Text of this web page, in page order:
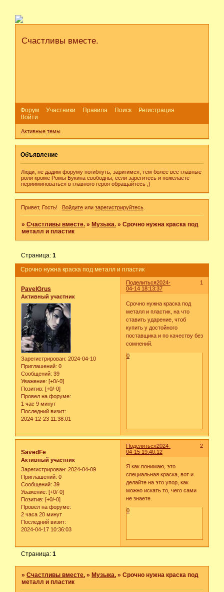
Счастливы вместе.
Форум Участники Правила Поиск
Регистрация
Войти
Активные темы
Объявление
Люди, не дадим форуму погибнуть, заригимся, тем более все главные
роли кроме Ромы Букина свободны, если зарегитесь и пожелаете
перииминоваться в главного героя обращайтесь ;)
Привет, Гость! Войдитеили зарегистрируйтесь.
»Счастливы вместе. » Музыка. »Срочно нужна краска под
металл и пластик
Срочно нужна краска под металл и пластик
Страница:1
Поделиться 1
2024-
04-14 18:13:37
PavelGrus
Активный участник
Зарегистрирован: 2024-04-10
Приглашений: 0
Сообщений: 39
Уважение: [+0/-0]
Позитив: [+0/-0]
Провел на форуме:
1 час 9 минут
Последний визит:
2024-12-23 11:38:01
Срочно нужна краска под
металл и пластик, на что
ставить ударение, чтоб
купить у достойного
поставщика и по качеству без
сомнений.
0
Поделиться 2
2024-
04-15 19:40:12
SavedFe
Активный участник
Зарегистрирован: 2024-04-09
Приглашений: 0
Сообщений: 39
Уважение: [+0/-0]
Позитив: [+0/-0]
Провел на форуме:
2 часа 20 минут
Последний визит:
2024-04-17 10:36:03
Я как понимаю, это
специальная краска, вот и
делайте на это упор, как
можно искать то, чего сами
не знаете.
0
Страница:1
»Счастливы вместе. »Музыка. »Срочно нужна краска под
металл и пластик